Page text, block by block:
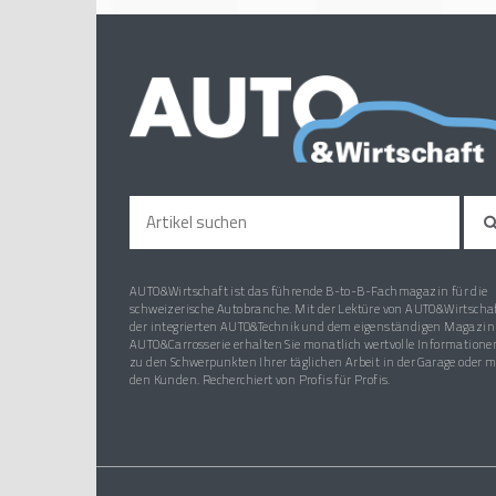
AUTO&Wirtschaft ist das führende B-to-B-Fachmagazin für die
schweizerische Autobranche. Mit der Lektüre von
der integrierten AUTO&Technik und dem eigenständigen Magazin
AUTO&Carrosserie erhalten Sie monatlich wertvolle
zu den Schwerpunkten Ihrer täglichen Arbeit in der Garage oder
den Kunden. Recherchiert von Profis für Profis.